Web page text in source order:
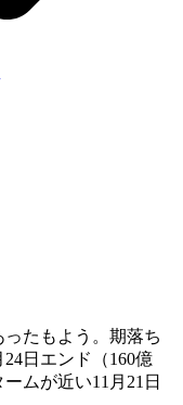
ったもよう。期落ち
日エンド（160億
ムが近い11月21日